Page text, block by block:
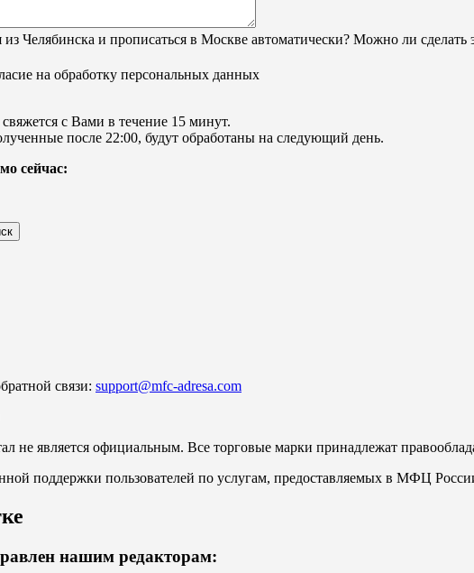
Челябинска и прописаться в Москве автоматически? Можно ли сделать
на обработку персональных данных
с Вами в течение 15 минут.
после 22:00, будут обработаны на следующий день.
сейчас:
связи: support@mfc-adresa.com
не является официальным. Все торговые марки принадлежат
поддержки пользователей по услугам, предоставляемых в МФЦ
нашим редакторам: